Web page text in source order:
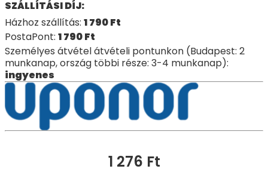
SZÁLLÍTÁSI DÍJ:
Házhoz szállítás: 1 790Ft
PostaPont: 1 790Ft
Személyes átvétel átvételi pontunkon (Budapest: 2
munkanap, ország többi része: 3-4 munkanap):
ingyenes
1 276 Ft